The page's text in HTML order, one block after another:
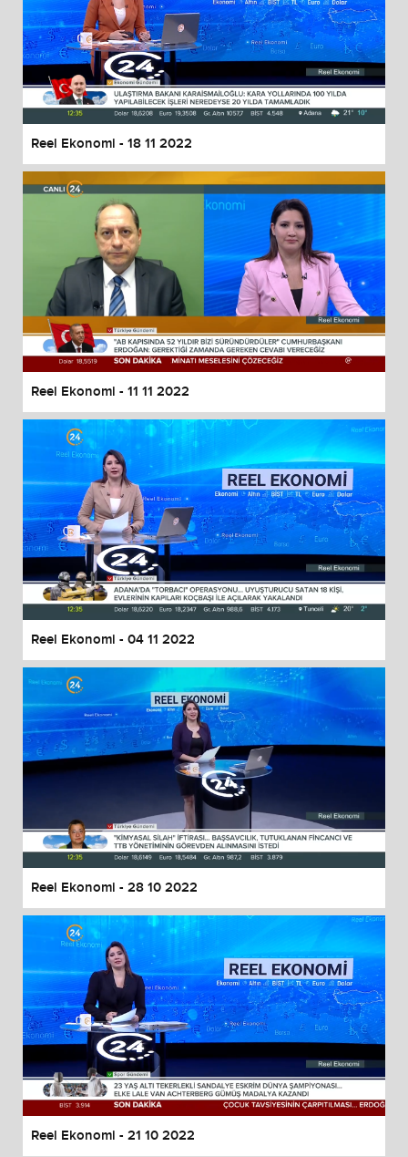
Reel Ekonomi - 18 11 2022
Reel Ekonomi - 11 11 2022
Reel Ekonomi - 04 11 2022
Reel Ekonomi - 28 10 2022
Reel Ekonomi - 21 10 2022